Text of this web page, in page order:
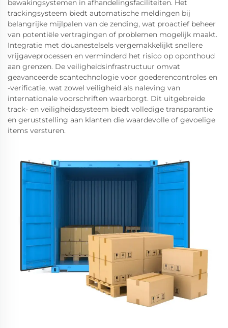
bewakingsystemen in afhandelingsfaciliteiten. Het
trackingsysteem biedt automatische meldingen bij
belangrijke mijlpalen van de zending, wat proactief beheer
van potentiële vertragingen of problemen mogelijk maakt.
Integratie met douanestelsels vergemakkelijkt snellere
vrijgaveprocessen en verminderd het risico op oponthoud
aan grenzen. De veiligheidsinfrastructuur omvat
geavanceerde scantechnologie voor goederencontroles en
-verificatie, wat zowel veiligheid als naleving van
internationale voorschriften waarborgt. Dit uitgebreide
track- en veiligheidssysteem biedt volledige transparantie
en geruststelling aan klanten die waardevolle of gevoelige
items versturen.